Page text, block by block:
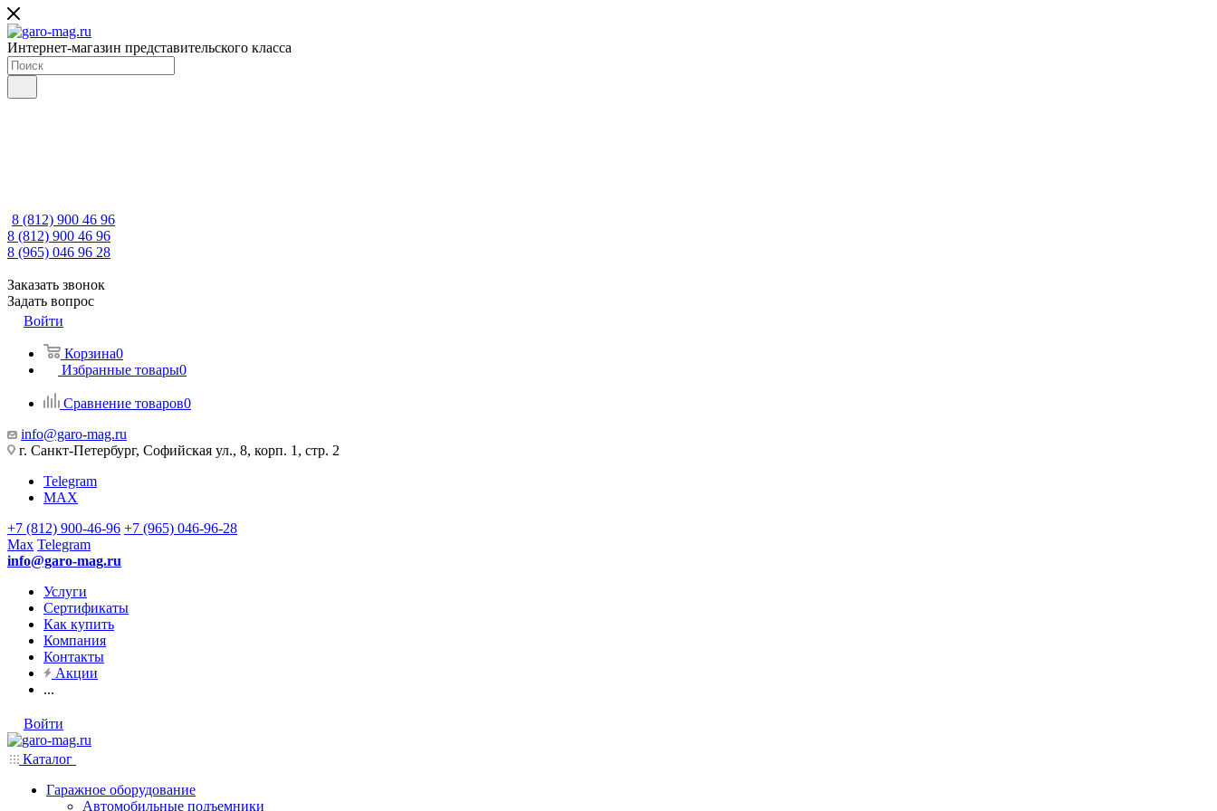
Интернет-магазин представительского класса
8 (812) 900 46 96
8 (812) 900 46 96
8 (965) 046 96 28
Заказать звонок
Задать вопрос
Войти
Корзина0
Избранные товары0
Сравнение товаров0
info@garo-mag.ru
г. Санкт-Петербург, Софийская ул., 8, корп. 1, стр. 2
Telegram
MAX
+7 (812) 900-46-96 +7 (965) 046-96-28
Max Telegram
info@garo-mag.ru
Услуги
Сертификаты
Как купить
Компания
Контакты
Акции
...
Войти
Каталог
Гаражное оборудование
Автомобильные подъемники